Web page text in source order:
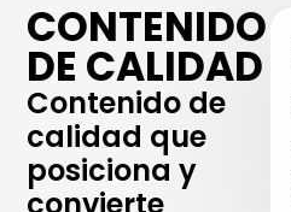
CONTENIDO
DE CALIDAD
Contenido de
calidad que
posiciona y